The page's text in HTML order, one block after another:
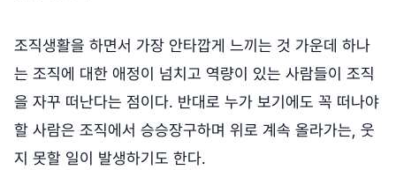
조직생활을 하면서 가장 안타깝게 느끼는 것 가운데 하나
는 조직에 대한 애정이 넘치고 역량이 있는 사람들이 조직
을 자꾸 떠난다는 점이다. 반대로 누가 보기에도 꼭 떠나야
할 사람은 조직에서 승승장구하며 위로 계속 올라가는, 웃
지 못할 일이 발생하기도 한다.